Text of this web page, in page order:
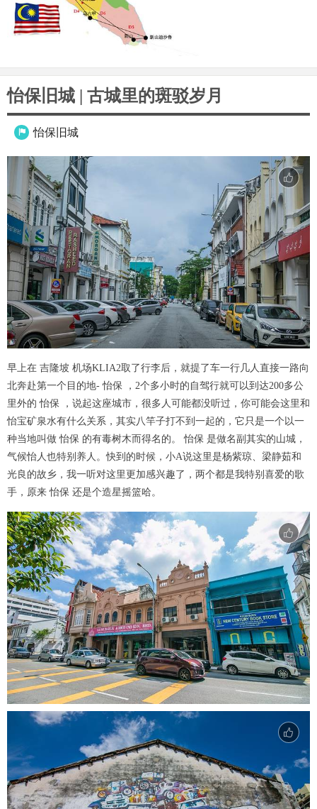
怡保旧城 | 古城里的斑驳岁月
 怡保旧城
早上在 吉隆坡 机场KLIA2取了行李后，就提了车一行几人直接一路向
北奔赴第一个目的地- 怡保 ，2个多小时的自驾行就可以到达200多公
里外的 怡保 ，说起这座城市，很多人可能都没听过，你可能会这里和
怡宝矿泉水有什么关系，其实八竿子打不到一起的，它只是一个以一
种当地叫做 怡保 的有毒树木而得名的。 怡保 是做名副其实的山城，
气候怡人也特别养人。快到的时候，小A说这里是杨紫琼、梁静茹和
光良的故乡，我一听对这里更加感兴趣了，两个都是我特别喜爱的歌
手，原来 怡保 还是个造星摇篮哈。